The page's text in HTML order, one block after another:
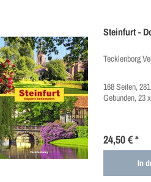
Steinfurt -
Tecklenborg
168 Seiten,
Gebunden, 23
24,50 € *
In